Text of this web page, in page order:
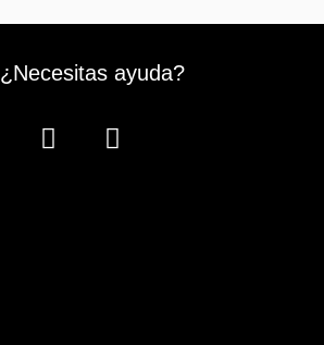
¿Necesitas ayuda?